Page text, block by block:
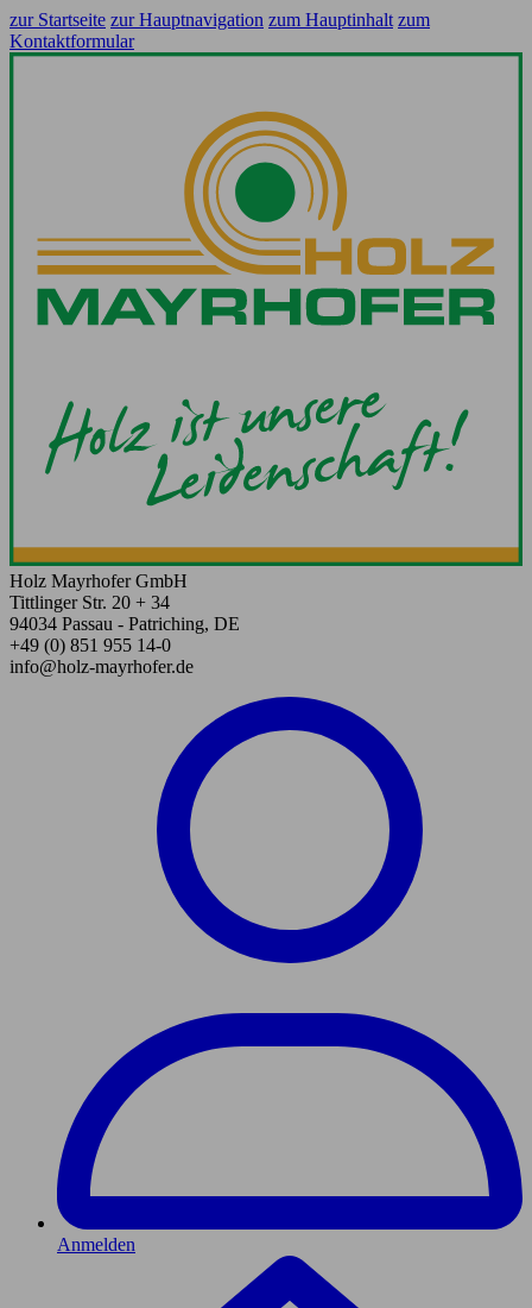
zur Startseite zur Hauptnavigation zum Hauptinhalt zum
Kontaktformular
Holz Mayrhofer GmbH
Tittlinger Str. 20 + 34
94034 Passau - Patriching, DE
+49 (0) 851 955 14-0
info@holz-mayrhofer.de
Anmelden